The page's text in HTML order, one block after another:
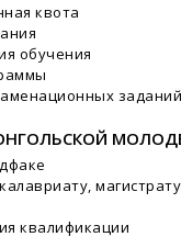
квота
обучения
заданий
квалификации